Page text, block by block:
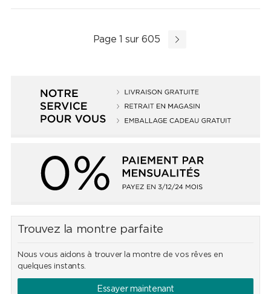
Page 1 sur 605
Trouvez la montre parfaite
Nous vous aidons à trouver la montre de vos rêves en
quelques instants.
Essayer maintenant